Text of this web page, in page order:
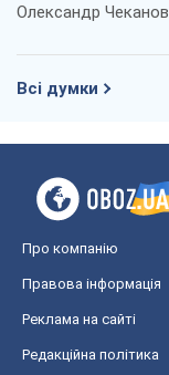
Олександр Чеканов
Всі думки
Про компанію
Правова інформація
Реклама на сайті
Редакційна політика